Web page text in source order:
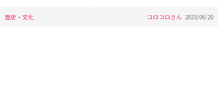
歴史・文化 コロコロさん 2023/06/20